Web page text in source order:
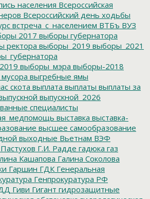
населения Всероссийская
Всероссийский день ходьбы
встреча_с_населением ВТБъ ВУЗ
2017 выборы губернатора
ректора выборы_2019 выборы_2021
выборы_мэра выборы-2018
выгребные ямы
скота выплата выплаты выплаты за
выпускной_2026
специалисты
выставка выставка-
высшее самообразование
выходные Вьетнам ВЭФ
Г.И. Радде гадюка газ
Кашапова Галина Соколова
Гаршин ГДК Генеральная
Генпрокуратура РФ
Гиви Гигант гидрозащитные